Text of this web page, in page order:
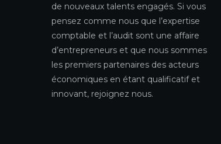
de nouveaux talents engagés. Si vous
pensez comme nous que l’expertise
comptable et l’audit sont une affaire
d’entrepreneurs et que nous sommes
les premiers partenaires des acteurs
économiques en étant qualificatif et
innovant, rejoignez nous.